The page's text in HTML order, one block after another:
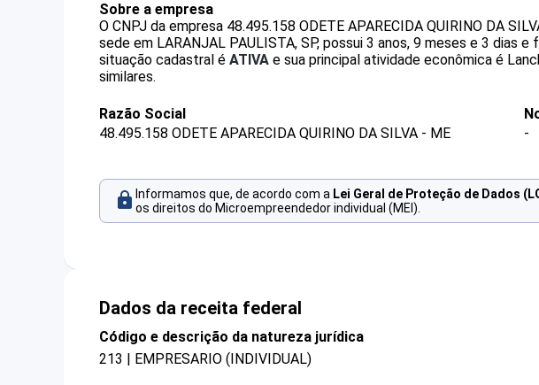
Sobre a empresa
O CNPJ da empresa 48.495.158 ODETE APARECIDA QUIRINO DA
sede em LARANJAL PAULISTA, SP, possui 3 anos, 9 meses e 3 dias
situação cadastral é ATIVA e sua principal atividade econômica é
similares.
Razão Social
48.495.158 ODETE APARECIDA QUIRINO DA SILVA - ME
-
Informamos que, de acordo com a Lei Geral de Proteção de Dados
os direitos do Microempreendedor individual (MEI).
Dados da receita federal
Código e descrição da natureza jurídica
213 | EMPRESARIO (INDIVIDUAL)